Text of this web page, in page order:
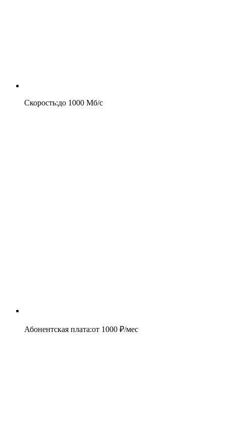
Скорость:до 1000 Мб/c
Абонентская плата:от 1000 ₽/мес